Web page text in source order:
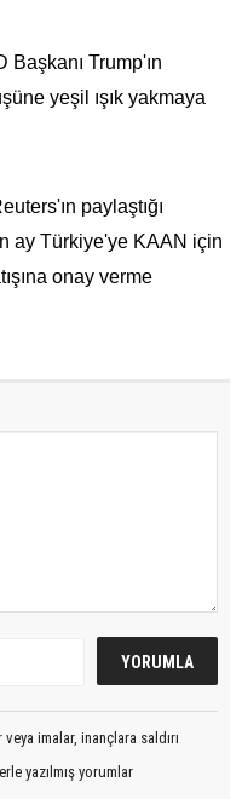
Trump'ın
yeşil ışık yakmaya
paylaştığı
ay Türkiye'ye KAAN için
onay verme
imalar, inançlara saldırı
yazılmış yorumlar